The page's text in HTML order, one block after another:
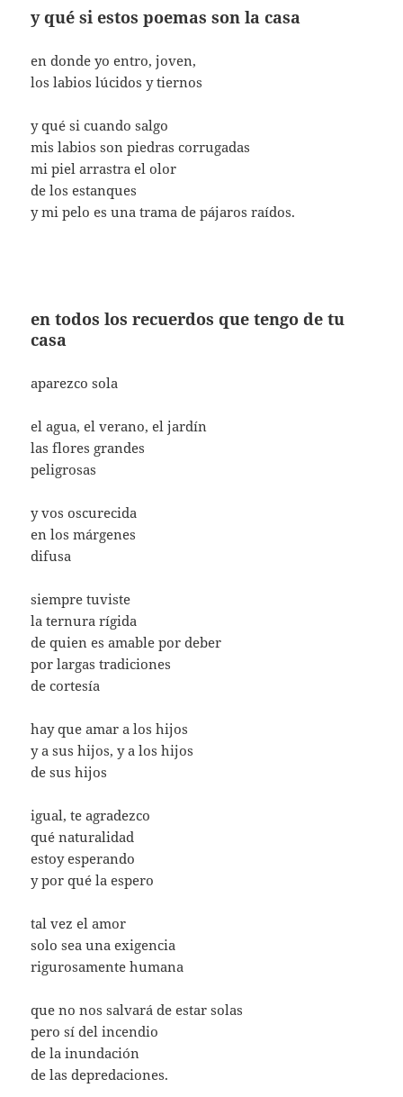
y qué si estos poemas son la casa
en donde yo entro, joven,
los labios lúcidos y tiernos
y qué si cuando salgo
mis labios son piedras corrugadas
mi piel arrastra el olor
de los estanques
y mi pelo es una trama de pájaros raídos.
en todos los recuerdos que tengo de tu
casa
aparezco sola
el agua, el verano, el jardín
las flores grandes
peligrosas
y vos oscurecida
en los márgenes
difusa
siempre tuviste
la ternura rígida
de quien es amable por deber
por largas tradiciones
de cortesía
hay que amar a los hijos
y a sus hijos, y a los hijos
de sus hijos
igual, te agradezco
qué naturalidad
estoy esperando
y por qué la espero
tal vez el amor
solo sea una exigencia
rigurosamente humana
que no nos salvará de estar solas
pero sí del incendio
de la inundación
de las depredaciones.